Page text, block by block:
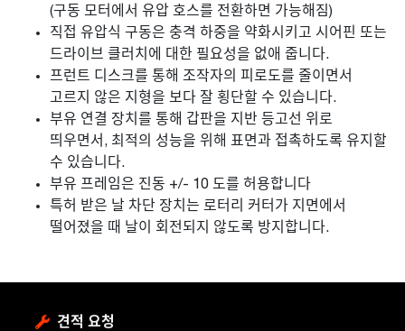
(구동 모터에서 유압 호스를 전환하면 가능해짐)
직접 유압식 구동은 충격 하중을 약화시키고 시어핀 또는
드라이브 클러치에 대한 필요성을 없애 줍니다.
프런트 디스크를 통해 조작자의 피로도를 줄이면서
고르지 않은 지형을 보다 잘 횡단할 수 있습니다.
부유 연결 장치를 통해 갑판을 지반 등고선 위로
띄우면서, 최적의 성능을 위해 표면과 접촉하도록 유지할
수 있습니다.
부유 프레임은 진동 +/- 10 도를 허용합니다
특허 받은 날 차단 장치는 로터리 커터가 지면에서
떨어졌을 때 날이 회전되지 않도록 방지합니다.
견적 요청